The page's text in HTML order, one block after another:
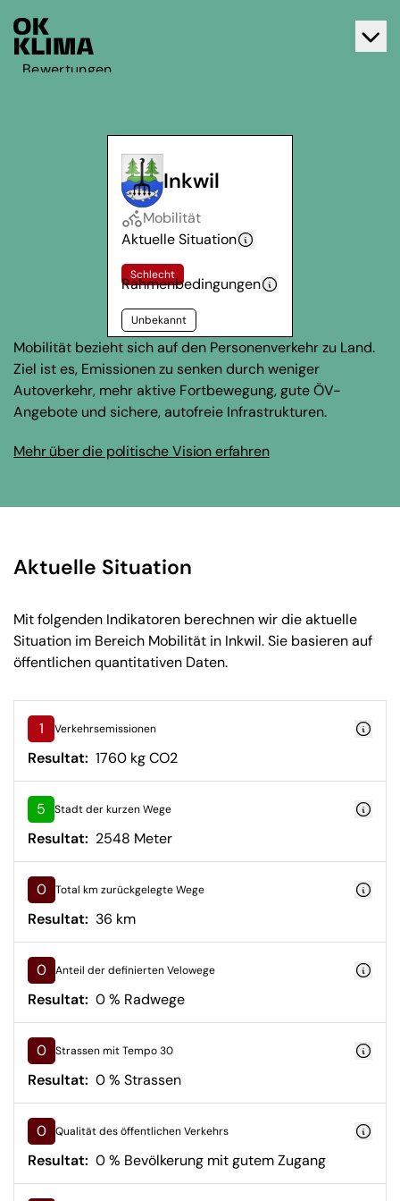
Bewertungen
Inkwil
Mobilität
Aktuelle Situation
Schlecht
Rahmenbedingungen
Unbekannt
Mobilität bezieht sich auf den Personenverkehr zu Land.
Ziel ist es, Emissionen zu senken durch weniger
Autoverkehr, mehr aktive Fortbewegung, gute ÖV-
Angebote und sichere, autofreie Infrastrukturen.
Mehr über die politische Vision erfahren
Aktuelle Situation
Mit folgenden Indikatoren berechnen wir die aktuelle
Situation im Bereich Mobilität in Inkwil. Sie basieren auf
öffentlichen quantitativen Daten.
1 Verkehrsemissionen
Resultat: 1760 kg CO2
5 Stadt der kurzen Wege
Resultat: 2548 Meter
0 Total km zurückgelegte Wege
Resultat: 36 km
0 Anteil der definierten Velowege
Resultat: 0 % Radwege
0 Strassen mit Tempo 30
Resultat: 0 % Strassen
0 Qualität des öffentlichen Verkehrs
Resultat: 0 % Bevölkerung mit gutem Zugang